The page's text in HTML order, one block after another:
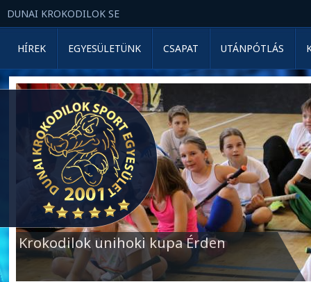
DUNAI KROKODILOK SE
HÍREK EGYESÜLETÜNK CSAPAT UTÁNPÓTLÁS
Krokodilok unihoki kupa Érden